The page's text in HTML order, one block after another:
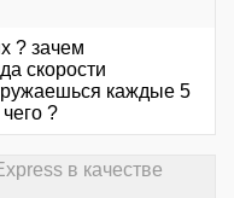
? зачем
скорости
каждые 5
?
в качестве